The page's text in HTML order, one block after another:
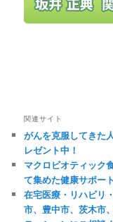
関連サイト
がんを克服してきた
レゼント中！
マクロビオティック
て集めた健康サポー
在宅医療・リハビリ
市、豊中市、茨木市